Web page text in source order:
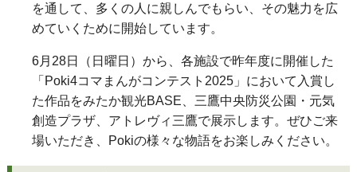
を通して、多くの人に親しんでもらい、その魅力を広
めていくために開始しています。
6月28日（日曜日）から、各施設で昨年度に開催した
「Poki4コマまんがコンテスト2025」において入賞し
た作品をみたか観光BASE、三鷹中央防災公園・元気
創造プラザ、アトレヴィ三鷹で展示します。ぜひご来
場いただき、Pokiの様々な物語をお楽しみください。